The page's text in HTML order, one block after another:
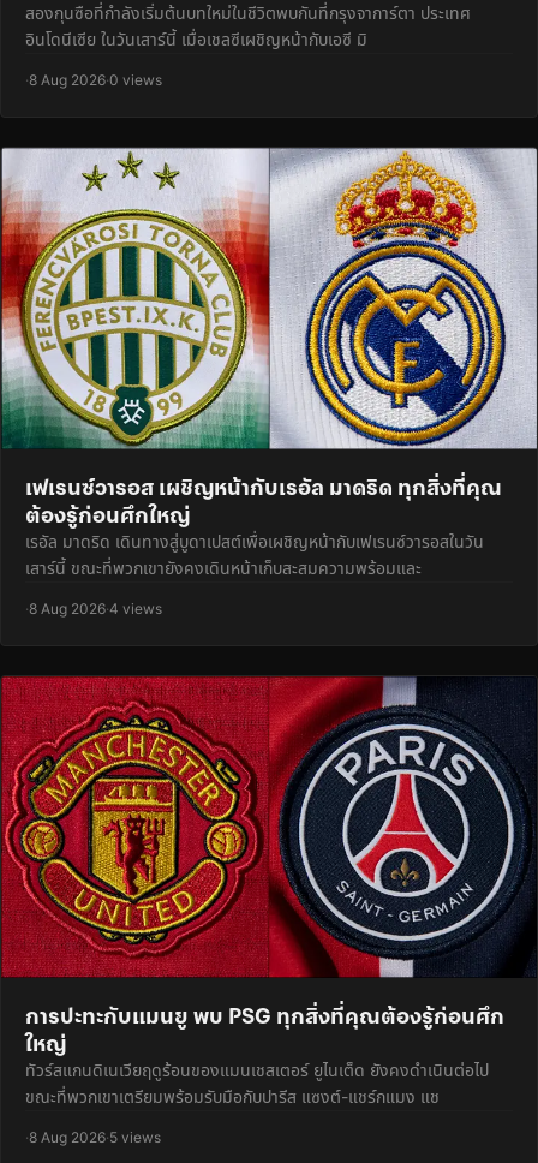
สองกุนซือที่กำลังเริ่มต้นบทใหม่ในชีวิตพบกันที่กรุงจาการ์ตา ประเทศ
อินโดนีเซีย ในวันเสาร์นี้ เมื่อเชลซีเผชิญหน้ากับเอซี มิ
·8 Aug 2026·0 views
เฟเรนซ์วารอส เผชิญหน้ากับเรอัล มาดริด ทุกสิ่งที่คุณ
ต้องรู้ก่อนศึกใหญ่
เรอัล มาดริด เดินทางสู่บูดาเปสต์เพื่อเผชิญหน้ากับเฟเรนซ์วารอสในวัน
เสาร์นี้ ขณะที่พวกเขายังคงเดินหน้าเก็บสะสมความพร้อมและ
·8 Aug 2026·4 views
การปะทะกับแมนยู พบ PSG ทุกสิ่งที่คุณต้องรู้ก่อนศึก
ใหญ่
ทัวร์สแกนดิเนเวียฤดูร้อนของแมนเชสเตอร์ ยูไนเต็ด ยังคงดำเนินต่อไป
ขณะที่พวกเขาเตรียมพร้อมรับมือกับปารีส แซงต์-แชร์กแมง แช
·8 Aug 2026·5 views